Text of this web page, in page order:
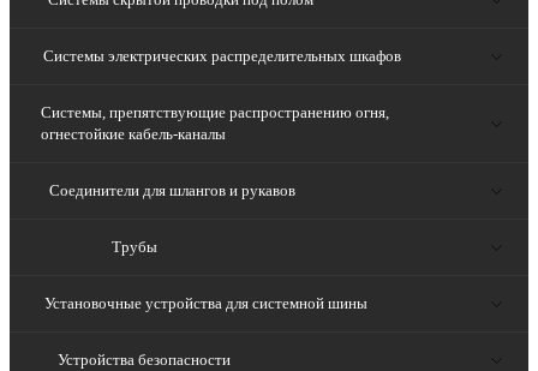
Системы электрических распределительных шкафов
Системы, препятствующие распространению огня,
огнестойкие кабель-каналы
Соединители для шлангов и рукавов
Трубы
Установочные устройства для системной шины
Устройства безопасности